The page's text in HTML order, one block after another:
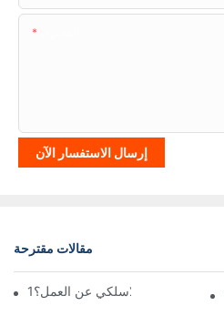
إرسال الاستفسار الآن
مقالات مقترحة
توقف الماوس اللاسلكي عن العمل؟1